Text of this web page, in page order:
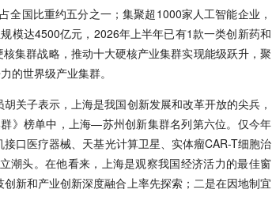
国比重约五分之一；集聚超1000家人工智能企业，
模达4500亿元，2026年上半年已有1款一类创新药和
集群战略，推动十大硬核产业集群实现能级跃升，聚
的世界级产业集群。
关子表示，上海是我国创新发展和改革开放的尖兵，
》榜单中，上海—苏州创新集群名列第六位。仅今年
口医疗器械、天基光计算卫星、实体瘤CAR-T细胞治
潮头。在他看来，上海是观察我国经济活力的最佳窗
新和产业创新深度融合上率先探索；二是在因地制宜